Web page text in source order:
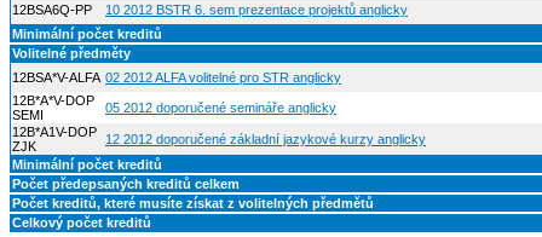
12BSA6Q-PP
10 2012 BSTR 6. sem prezentace projektů anglicky
Minimální počet kreditů
Volitelné předměty
12BSA*V-ALFA 02 2012 ALFA volitelné pro STR anglicky
12B*A*V-DOP
SEMI
05 2012 doporučené semináře anglicky
12B*A1V-DOP
ZJK
12 2012 doporučené základní jazykové kurzy anglicky
Minimální počet kreditů
Počet předepsaných kreditů celkem
Počet kreditů, které musíte získat z volitelných předmětů
Celkový počet kreditů